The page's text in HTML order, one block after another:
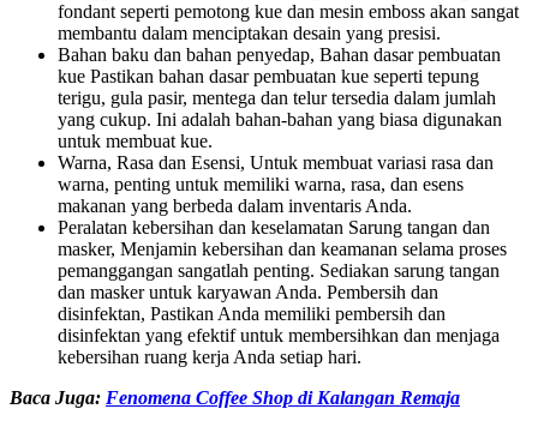
fondant seperti pemotong kue dan mesin emboss akan sangat
membantu dalam menciptakan desain yang presisi.
Bahan baku dan bahan penyedap, Bahan dasar pembuatan
kue Pastikan bahan dasar pembuatan kue seperti tepung
terigu, gula pasir, mentega dan telur tersedia dalam jumlah
yang cukup. Ini adalah bahan-bahan yang biasa digunakan
untuk membuat kue.
Warna, Rasa dan Esensi, Untuk membuat variasi rasa dan
warna, penting untuk memiliki warna, rasa, dan esens
makanan yang berbeda dalam inventaris Anda.
Peralatan kebersihan dan keselamatan Sarung tangan dan
masker, Menjamin kebersihan dan keamanan selama proses
pemanggangan sangatlah penting. Sediakan sarung tangan
dan masker untuk karyawan Anda. Pembersih dan
disinfektan, Pastikan Anda memiliki pembersih dan
disinfektan yang efektif untuk membersihkan dan menjaga
kebersihan ruang kerja Anda setiap hari.
Baca Juga: Fenomena Coffee Shop di Kalangan Remaja